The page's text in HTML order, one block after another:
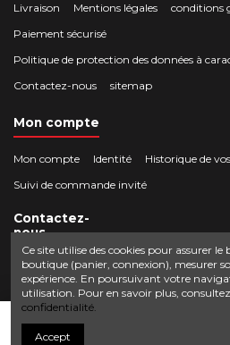
Livraison Mentions légales
conditions
Paiement sécurisé
Politique de protection des données à
Contactez-nous
sitemap
Mon compte
Mon compte Identité Historique de
Suivi de commande invité
Contactez-
nous
Crocbois-motoculture.com
50 route de Villefort 48800 Pied-de-
contact@crocbois-motoculture.com
Ce site utilise des cookies pour assurer
boutique (panier, connexion), mesurer
expérience. En poursuivant votre
utilisation. Pour en savoir plus,
confidentialité.
Accept